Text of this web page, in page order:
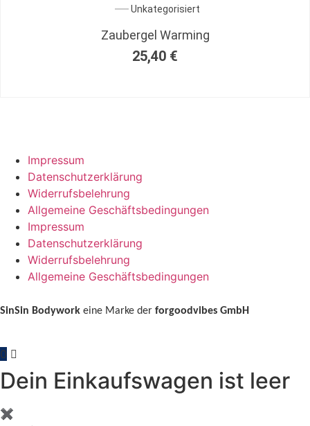
Unkategorisiert
Zaubergel Warming
25,40 €
Impressum
Datenschutzerklärung
Widerrufsbelehrung
Allgemeine Geschäftsbedingungen
Impressum
Datenschutzerklärung
Widerrufsbelehrung
Allgemeine Geschäftsbedingungen
SinSin Bodywork eine Marke der forgoodvibes GmbH
0
Dein Einkaufswagen ist leer
✖